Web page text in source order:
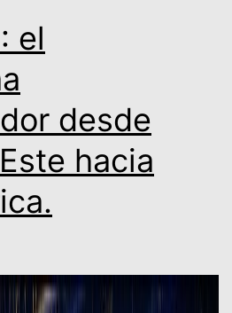
el
desde
hacia